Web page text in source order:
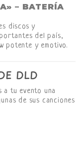
– BATERÍA
discos y
del país,
potente y emotivo.
DLD
a tu evento una
de sus canciones